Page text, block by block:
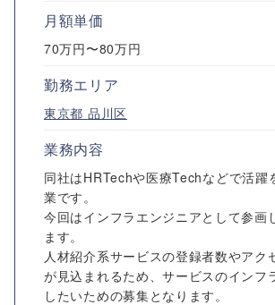
月額単価
70万円〜80万円
勤務エリア
東京都 品川区
業務内容
同社はHRTechや医療Techなどで活躍
業です。
今回はインフラエンジニアとして参画
ます。
人材紹介系サービスの登録者数やアク
が見込まれるため、サービスのインフ
したいための募集となります。